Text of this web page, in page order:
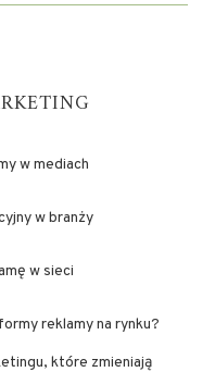
w mediach
w branży
w sieci
reklamy na rynku?
które zmieniają